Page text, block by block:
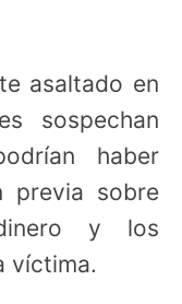
asaltado en
sospechan
haber
previa sobre
y los
víctima.